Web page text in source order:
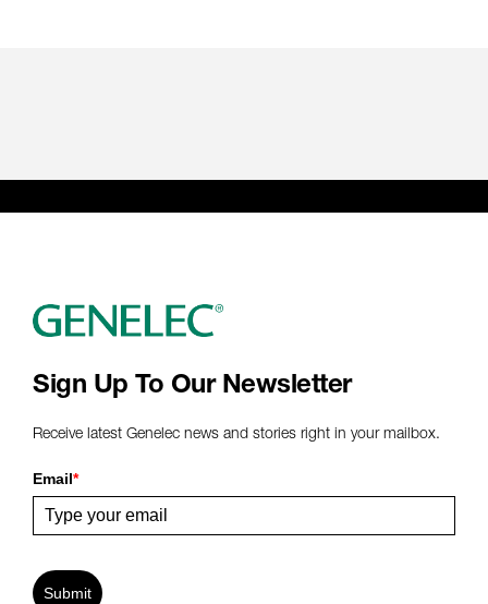
Sign Up To Our Newsletter
Receive latest Genelec news and stories right in your mailbox.
Email*
Submit